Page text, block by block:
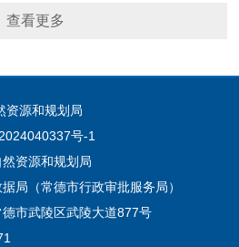
查看更多
资源和规划局
号-1
资源和规划局
局（常德市行政审批服务局）
市武陵区武陵大道877号